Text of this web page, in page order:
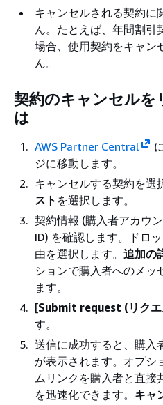
キャンセルされる契約に
ん。たとえば、年間割引
場合、使用契約をキャン
ん。
契約のキャンセルを
は
AWS Partner Central
ジに移動します。
キャンセルする契約を選
スト を選択します。
契約情報 (購入者アカウ
ID) を確認します。ドロ
由を選択します。 追加の
ションで購入者へのメッ
ます。
[Submit request (リクエ
す。
送信に成功すると、購入
が表示されます。オプシ
ムリンクを購入者と直接
を迅速化できます。 キャ